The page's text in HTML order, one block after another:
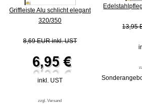
Griffleiste Alu schlicht elegant
320/350
8,69 EUR inkl. UST
inkl. UST
zzgl. Versand
13,95